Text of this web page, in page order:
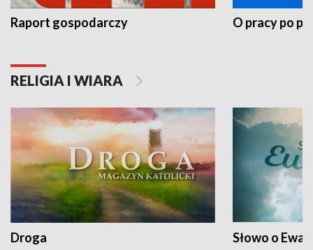
Raport gospodarczy O pracy po
RELIGIA I WIARA
Droga Słowo o